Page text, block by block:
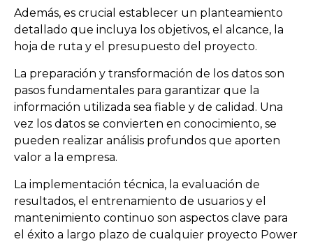
Además, es crucial establecer un planteamiento
detallado que incluya los objetivos, el alcance, la
hoja de ruta y el presupuesto del proyecto.
La preparación y transformación de los datos son
pasos fundamentales para garantizar que la
información utilizada sea fiable y de calidad. Una
vez los datos se convierten en conocimiento, se
pueden realizar análisis profundos que aporten
valor a la empresa.
La implementación técnica, la evaluación de
resultados, el entrenamiento de usuarios y el
mantenimiento continuo son aspectos clave para
el éxito a largo plazo de cualquier proyecto Power